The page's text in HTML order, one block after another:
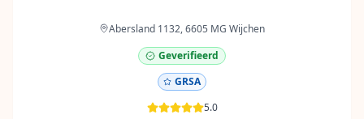
Abersland 1132, 6605 MG Wijchen
Geverifieerd
GRSA
5.0